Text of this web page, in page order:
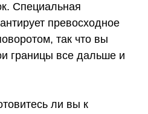
Специальная
превосходное
так что вы
границы все дальше и
ли вы к